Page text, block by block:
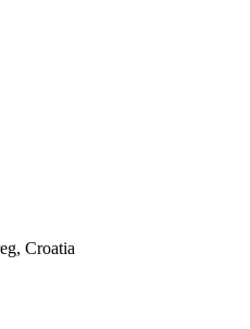
Croatia